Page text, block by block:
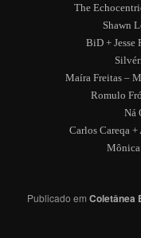
The
Shawn
BiD + Jesse
Maíra Freitas –
Romulo
Ná
Carlos Careqa
Mônica
Publicado em Coletânea